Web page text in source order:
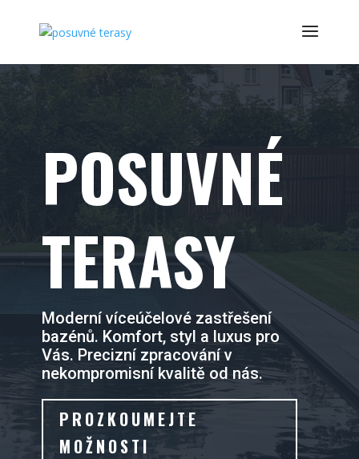
POSUVNÉ
TERASY
Moderní víceúčelové zastřešení
bazénů. Komfort, styl a luxus pro
Vás. Precizní zpracování v
nekompromisní kvalitě od nás.
PROZKOUMEJTE
MOŽNOSTI